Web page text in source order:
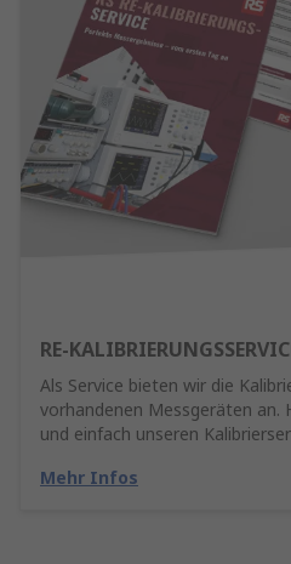
RE-
Als Service bieten wir die
vorhandenen Messgeräten an.
und einfach unseren
Mehr Infos